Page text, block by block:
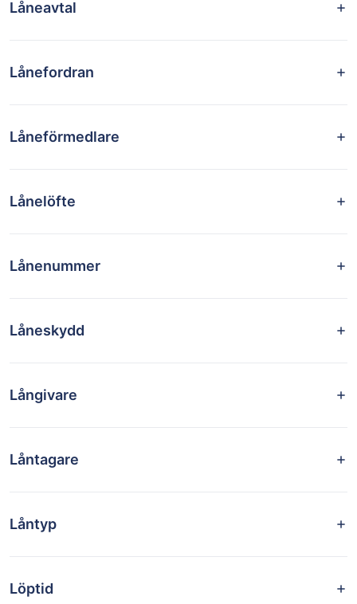
Låneavtal
Lånefordran
Låneförmedlare
Lånelöfte
Lånenummer
Låneskydd
Långivare
Låntagare
Låntyp
Löptid